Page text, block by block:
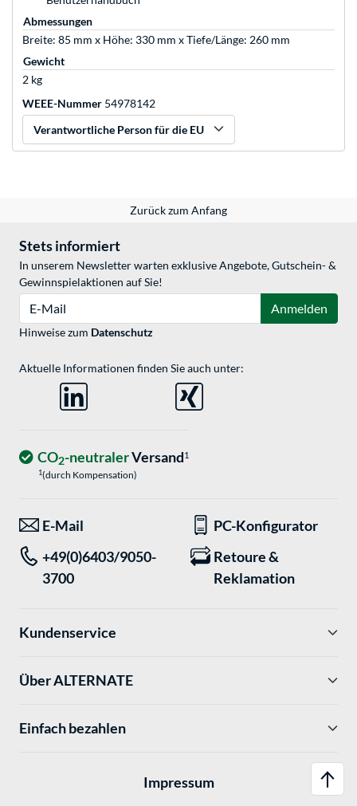
Abmessungen
Breite: 85 mm x Höhe: 330 mm x Tiefe/Länge: 260 mm
Gewicht
2 kg
WEEE-Nummer 54978142
Verantwortliche Person für die EU
Zurück zum Anfang
Stets informiert
In unserem Newsletter warten exklusive Angebote, Gutschein- &
Gewinnspielaktionen auf Sie!
Anmelden
Hinweise zum Datenschutz
Aktuelle Informationen finden Sie auch unter:
CO2-neutralerVersand1
1(durch Kompensation)
E-Mail
PC-Konfigurator
+49(0)6403/9050-
3700
Retoure &
Reklamation
Kundenservice
Über ALTERNATE
Einfach bezahlen
Impressum